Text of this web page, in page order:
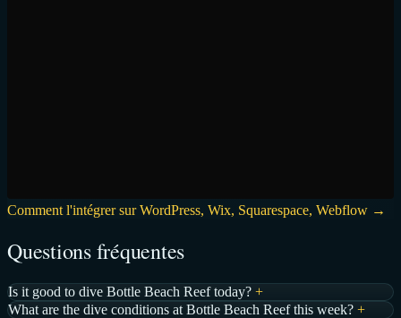
Comment l'intégrer sur WordPress, Wix, Squarespace, Webflow →
Questions fréquentes
Is it good to dive Bottle Beach Reef today? +
What are the dive conditions at Bottle Beach Reef this week? +